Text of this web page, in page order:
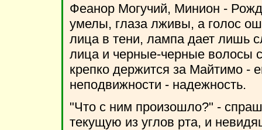
Феанор Могучий, Минион -
умелы, глаза лживы, а голос
лица в тени, лампа дает лишь
лица и черные-черные волосы
крепко держится за Майтимо -
неподвижности - надежность.
"Что с ним произошло?" -
текущую из углов рта, и